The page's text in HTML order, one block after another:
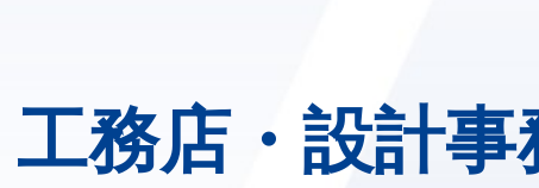
工務店・設計